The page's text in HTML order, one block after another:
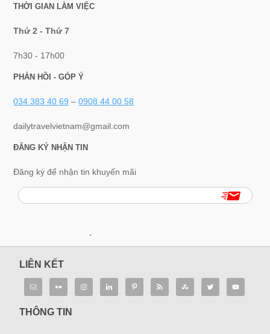
THỜI GIAN LÀM VIỆC
Thứ 2 - Thứ 7
7h30 - 17h00
PHẢN HỒI - GÓP Ý
034 383 40 69 –0908 44 00 58
dailytravelvietnam@gmail.com
ĐĂNG KÝ NHẬN TIN
Đăng ký để nhận tin khuyến mãi
.
LIÊN KẾT
THÔNG TIN